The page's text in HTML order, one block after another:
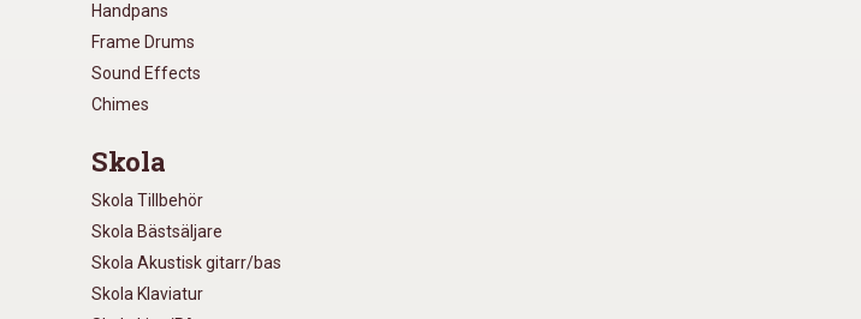
Handpans
Frame Drums
Sound Effects
Chimes
Skola
Skola Tillbehör
Skola Bästsäljare
Skola Akustisk gitarr/bas
Skola Klaviatur